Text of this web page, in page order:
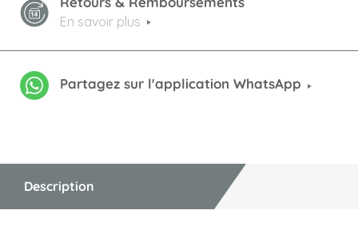
En savoir plus
Partagez sur l'application WhatsApp
Description